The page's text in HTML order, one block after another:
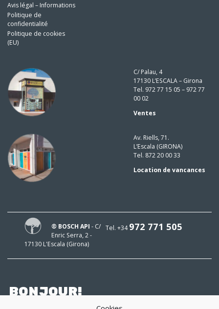
Avis légal – Informations
Politique de
confidentialité
Politique de cookies
(EU)
C/ Palau, 4
17130 L’ESCALA – Girona
Tel. 972 77 15 05 – 972 77
00 02
Ventes
Av. Riells, 71.
L’Escala (GIRONA)
Tel. 872 20 00 33
Location de vancances
Tel. +34972 771 505
® BOSCH API - C/
Enric Serra, 2 -
17130 L'Escala (Girona)
BONJOUR!